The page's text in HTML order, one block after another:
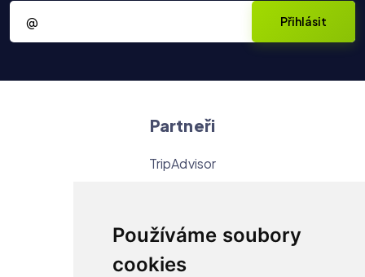
Používáme soubory
cookies
Váš e-mail
Přihlásit
Partneři
TripAdvisor
Pear
Stovka